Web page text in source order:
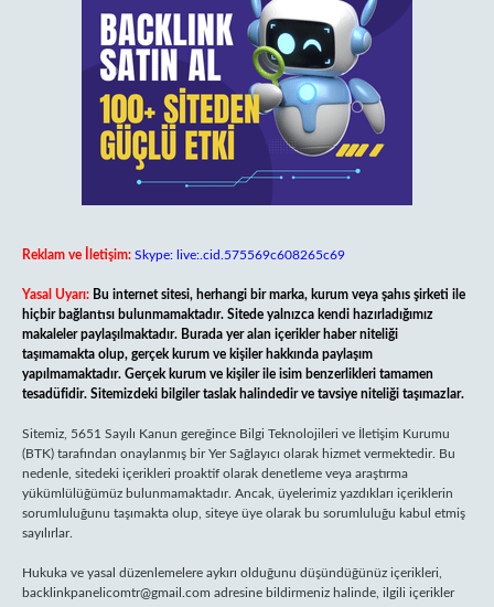
Reklam ve İletişim: Skype: live:.cid.575569c608265c69
Yasal Uyarı: Bu internet sitesi, herhangi bir marka, kurum veya şahıs şirketi ile
hiçbir bağlantısı bulunmamaktadır. Sitede yalnızca kendi hazırladığımız
makaleler paylaşılmaktadır. Burada yer alan içerikler haber niteliği
taşımamakta olup, gerçek kurum ve kişiler hakkında paylaşım
yapılmamaktadır. Gerçek kurum ve kişiler ile isim benzerlikleri tamamen
tesadüfidir. Sitemizdeki bilgiler taslak halindedir ve tavsiye niteliği taşımazlar.
Sitemiz, 5651 Sayılı Kanun gereğince Bilgi Teknolojileri ve İletişim Kurumu
(BTK) tarafından onaylanmış bir Yer Sağlayıcı olarak hizmet vermektedir. Bu
nedenle, sitedeki içerikleri proaktif olarak denetleme veya araştırma
yükümlülüğümüz bulunmamaktadır. Ancak, üyelerimiz yazdıkları içeriklerin
sorumluluğunu taşımakta olup, siteye üye olarak bu sorumluluğu kabul etmiş
sayılırlar.
Hukuka ve yasal düzenlemelere aykırı olduğunu düşündüğünüz içerikleri,
backlinkpanelicomtr@gmail.com adresine bildirmeniz halinde, ilgili içerikler